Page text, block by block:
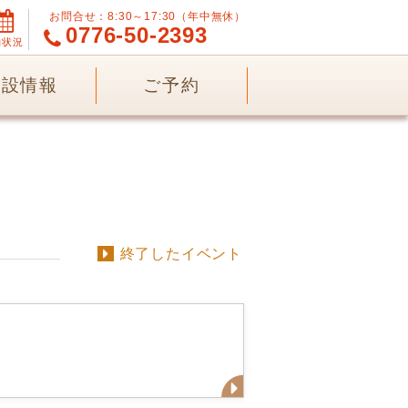
況
お問合せ：8:30～17:30（年中無休）
0776-50-2393
情報 ご予約
終了したイベント